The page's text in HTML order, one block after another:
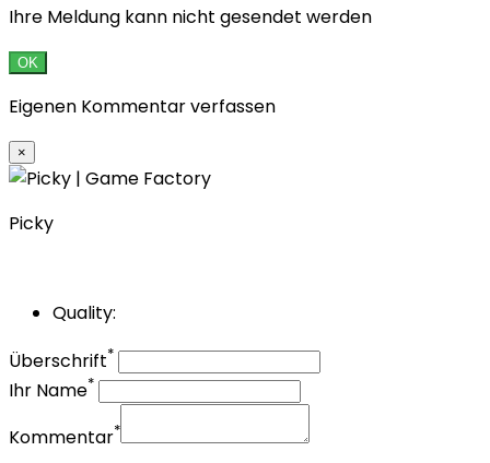
Ihre Meldung kann nicht gesendet werden
OK
Eigenen Kommentar verfassen
×
Picky
Quality:
Überschrift*
Ihr Name*
Kommentar*